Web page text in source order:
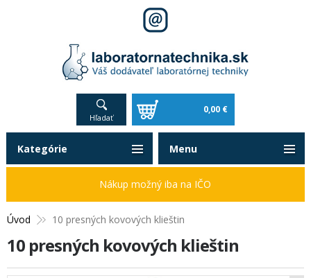
Hľadať
0,00 €
Úvod 10 presných kovových klieštin
10 presných kovových klieštin
Kategórie
Nákup možný iba na IČO
Menu